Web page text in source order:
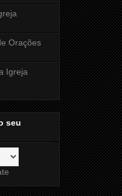
Orações
Igreja
seu